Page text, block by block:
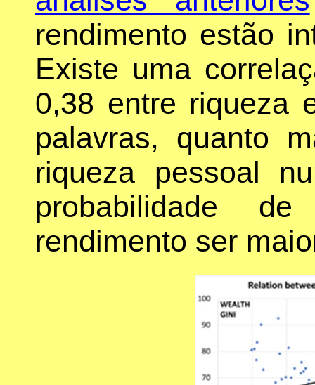
rendimento estão
Existe uma
0,38 entre riqueza
palavras, quanto
riqueza pessoal
probabilidade
rendimento ser